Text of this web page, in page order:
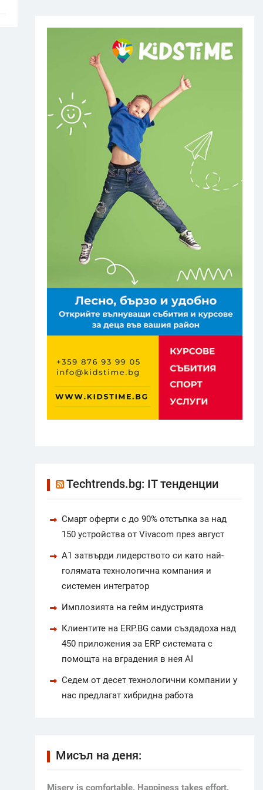
Techtrends.bg: IT тенденции
Смарт оферти с до 90% отстъпка за над
150 устройства от Vivacom през август
А1 затвърди лидерството си като най-
голямата технологична компания и
системен интегратор
Имплозията на гейм индустрията
Клиентите на ERP.BG сами създадоха над
450 приложения за ERP системата с
помощта на вградения в нея AI
Седем от десет технологични компании у
нас предлагат хибридна работа
Мисъл на деня:
Мisery is comfortable. Happiness takes effort.